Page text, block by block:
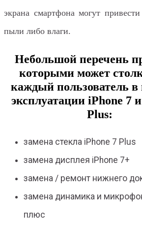
экрана смартфона могут
пыли либо влаги.
Небольшой перечень
которыми может
каждый пользователь в
эксплуатации iPhone 7
Plus:
замена стекла iPhone 7 Plus
замена дисплея iPhone 7+
замена / ремонт нижнего
замена динамика и
плюс